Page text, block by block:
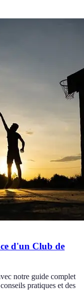
d'un Club de
notre guide complet
pratiques et des